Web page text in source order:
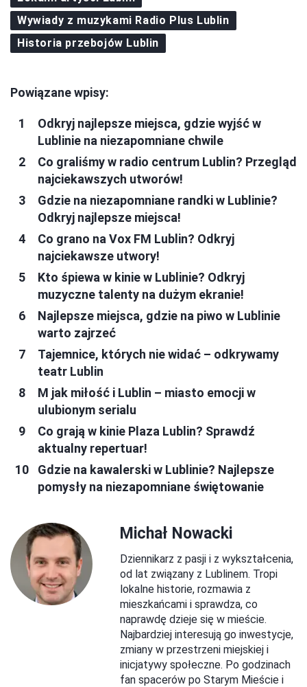
Wywiady z muzykami Radio Plus Lublin
Historia przebojów Lublin
Powiązane wpisy:
Odkryj najlepsze miejsca, gdzie wyjść w
Lublinie na niezapomniane chwile
Co graliśmy w radio centrum Lublin? Przegląd
najciekawszych utworów!
Gdzie na niezapomniane randki w Lublinie?
Odkryj najlepsze miejsca!
Co grano na Vox FM Lublin? Odkryj
najciekawsze utwory!
Kto śpiewa w kinie w Lublinie? Odkryj
muzyczne talenty na dużym ekranie!
Najlepsze miejsca, gdzie na piwo w Lublinie
warto zajrzeć
Tajemnice, których nie widać – odkrywamy
teatr Lublin
M jak miłość i Lublin – miasto emocji w
ulubionym serialu
Co grają w kinie Plaza Lublin? Sprawdź
aktualny repertuar!
Gdzie na kawalerski w Lublinie? Najlepsze
pomysły na niezapomniane świętowanie
Michał Nowacki
Dziennikarz z pasji i z wykształcenia,
od lat związany z Lublinem. Tropi
lokalne historie, rozmawia z
mieszkańcami i sprawdza, co
naprawdę dzieje się w mieście.
Najbardziej interesują go inwestycje,
zmiany w przestrzeni miejskiej i
inicjatywy społeczne. Po godzinach
fan spacerów po Starym Mieście i